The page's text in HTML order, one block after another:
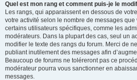
Quel est mon rang et comment puis-je le
Les rangs, qui apparaissent en dessous de
votre activité selon le nombre de messages
certains utilisateurs spécifiques, comme les
modérateurs. Dans la plupart des cas, seul un
modifier le texte des rangs du forum. Merci de
publiant inutilement des messages afin
Beaucoup de forums ne toléreront pas ce
modérateur pourra vous sanctionner en
messages.